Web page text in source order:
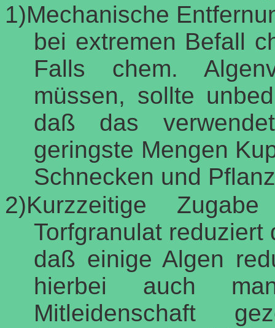
1)Mechanische
bei extremen Befall
Falls chem.
müssen, sollte
daß das
geringste Mengen
Schnecken und
2)Kurzzeitige
Torfgranulat
daß einige Algen
hierbei auch
Mitleidenschaft